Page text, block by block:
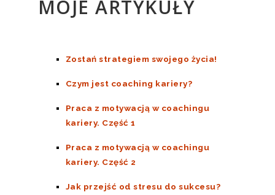
MOJE ARTYKUŁY
Zostań strategiem swojego życia!
Czym jest coaching kariery?
Praca z motywacją w coachingu
kariery. Część 1
Praca z motywacją w coachingu
kariery. Część 2
Jak przejść od stresu do sukcesu?